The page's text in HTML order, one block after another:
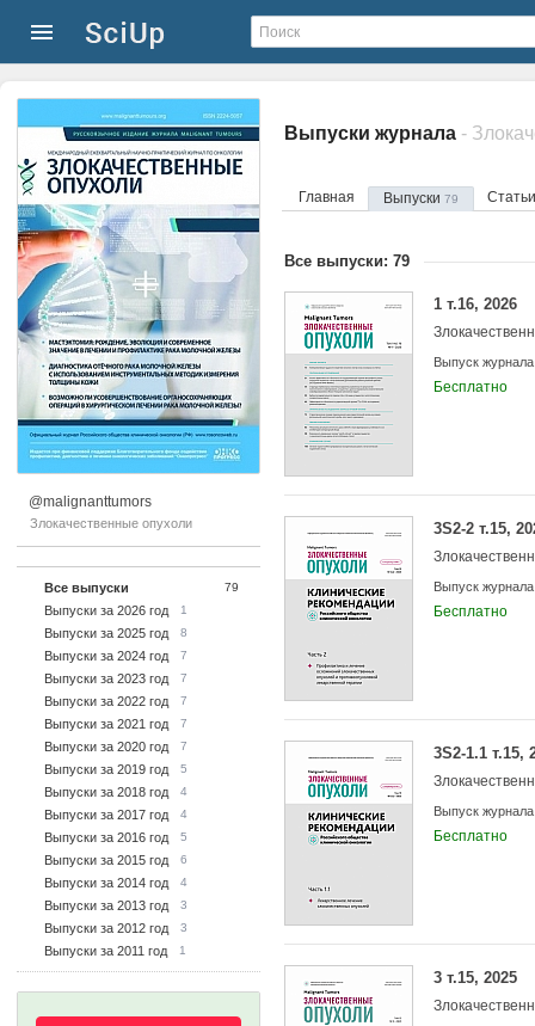
@malignanttumors
Злокачественные опухоли
Все выпуски 79
Выпуски за 2026 год 1
Выпуски за 2025 год 8
Выпуски за 2024 год 7
Выпуски за 2023 год 7
Выпуски за 2022 год 7
Выпуски за 2021 год 7
Выпуски за 2020 год 7
Выпуски за 2019 год 5
Выпуски за 2018 год 4
Выпуски за 2017 год 4
Выпуски за 2016 год 5
Выпуски за 2015 год 6
Выпуски за 2014 год 4
Выпуски за 2013 год 3
Выпуски за 2012 год 3
Выпуски за 2011 год 1
Выпуски журнала -
Главная Выпуски 79
Все выпуски: 79
1 т.16, 2026
Выпуск журнала
Бесплатно
3S2-2 т.15,
Выпуск журнала
Бесплатно
3S2-1.1 т.15,
Выпуск журнала
Бесплатно
3 т.15, 2025